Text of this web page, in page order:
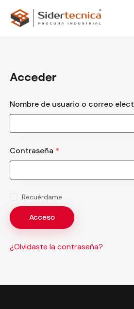
Acceder
Nombre de usuario o correo
Contraseña *
Recuérdame
Acceso
¿Olvidaste la contraseña?